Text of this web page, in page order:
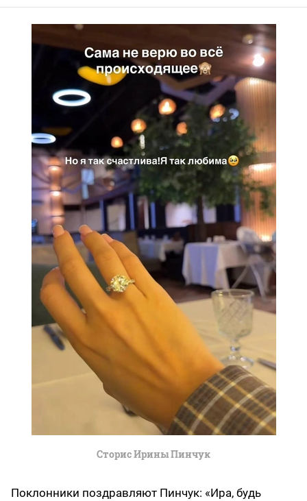
Сторис Ирины Пинчук
Поклонники поздравляют Пинчук: «Ира, будь